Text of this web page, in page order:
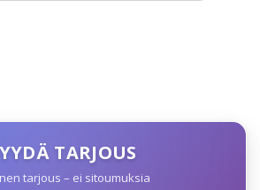
TARJOUS
tarjous – ei sitoumuksia